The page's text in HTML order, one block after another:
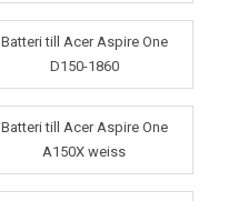
Batteri till Acer Aspire One
D150-1860
Batteri till Acer Aspire One
A150X weiss